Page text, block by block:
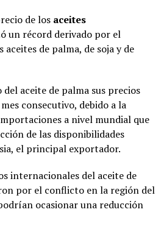
de los aceites
un récord derivado por el
de palma, de soja y de
aceite de palma sus precios
consecutivo, debido a la
a nivel mundial que
de las disponibilidades
el principal exportador.
internacionales del aceite de
por el conflicto en la región del
ocasionar una reducción